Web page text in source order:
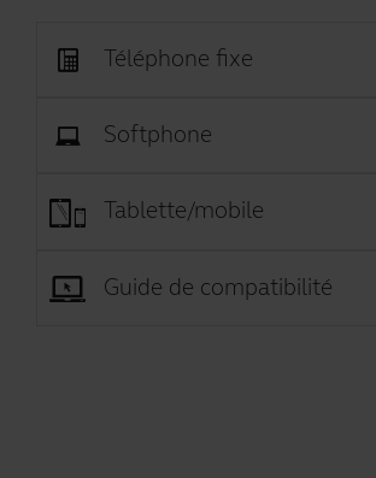
Téléphone fixe
Softphone
Tablette/mobile
Guide de compatibilité